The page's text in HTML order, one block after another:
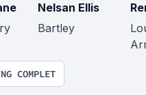
Nelsan Ellis
Bartley
COMPLET